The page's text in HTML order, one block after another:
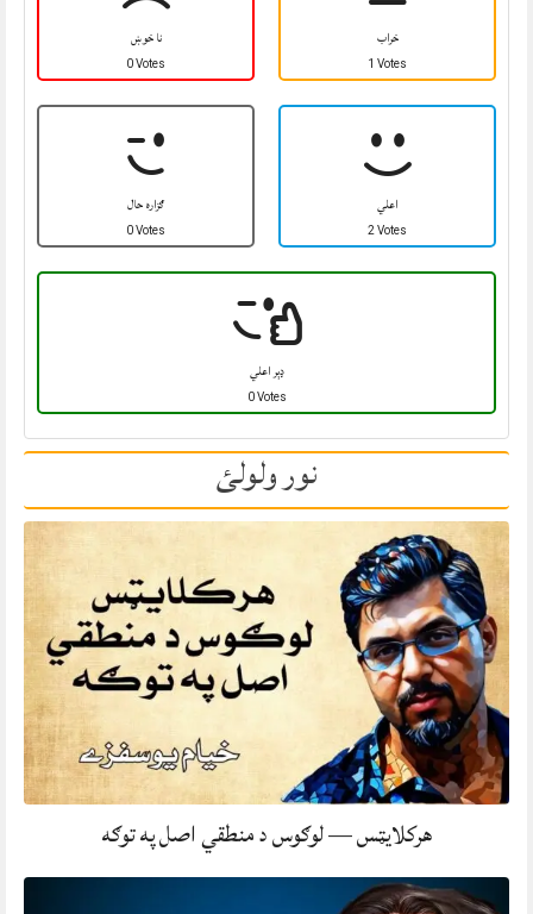
نا خوښ
0 Votes
خراب
1 Votes
ګزاره حال
0 Votes
اعلي
2 Votes
ډېر اعلي
0 Votes
نور ولولئ
هرکلایټس — لوګوس د منطقي اصل په توګه